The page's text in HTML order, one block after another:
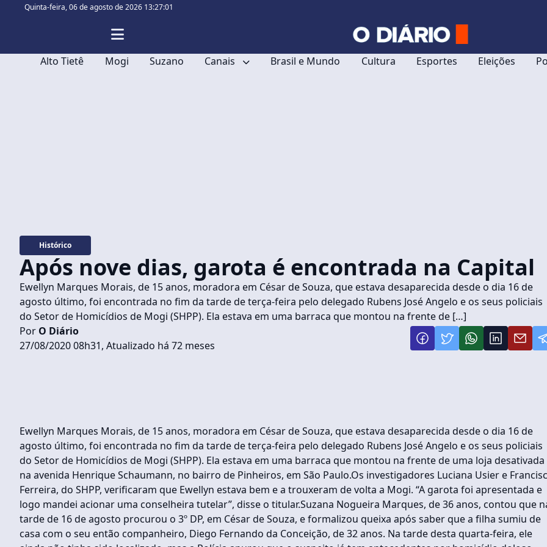
Quinta-feira,06 de agosto de 2026 13:27:02
Alto Tietê Mogi Suzano Canais Brasil e Mundo Cultura Esportes Eleições
Histórico
Após nove dias, garota é encontrada na Capital
Ewellyn Marques Morais, de 15 anos, moradora em César de Souza, que estava desaparecida desde o dia 16 de
agosto último, foi encontrada no fim da tarde de terça-feira pelo delegado Rubens José Angelo e os seus policiais
do Setor de Homicídios de Mogi (SHPP). Ela estava em uma barraca que montou na frente de […]
Por O Diário
27/08/2020 08h31, Atualizado há 72 meses
Ewellyn Marques Morais, de 15 anos, moradora em César de Souza, que estava desaparecida desde o dia 16 de
agosto último, foi encontrada no fim da tarde de terça-feira pelo delegado Rubens José Angelo e os seus policiais
do Setor de Homicídios de Mogi (SHPP). Ela estava em uma barraca que montou na frente de uma loja desativada
na avenida Henrique Schaumann, no bairro de Pinheiros, em São Paulo.Os investigadores Luciana Usier e
Ferreira, do SHPP, verificaram que Ewellyn estava bem e a trouxeram de volta a Mogi. “A garota foi apresentada e
logo mandei acionar uma conselheira tutelar”, disse o titular.Suzana Nogueira Marques, de 36 anos, contou que
tarde de 16 de agosto procurou o 3º DP, em César de Souza, e formalizou queixa após saber que a filha sumiu de
casa com o seu então companheiro, Diego Fernando da Conceição, de 32 anos. Na tarde desta quarta-feira, ele